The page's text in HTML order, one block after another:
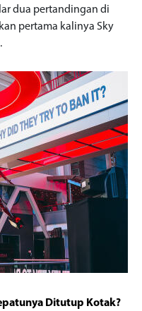
dua pertandingan di
pertama kalinya Sky
Ditutup Kotak?